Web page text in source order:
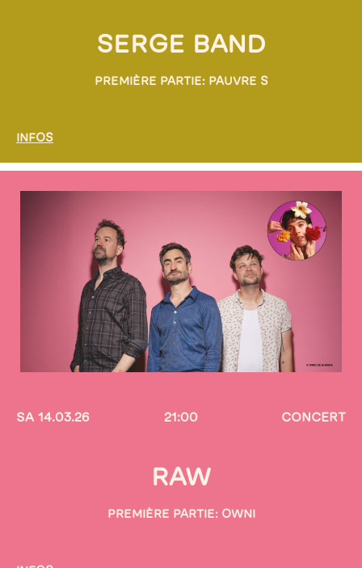
SERGE BAND
PREMIÈRE PARTIE: PAUVRE S
INFOS
SA 14.03.26 21:00 CONCERT
RAW
PREMIÈRE PARTIE: OWNI